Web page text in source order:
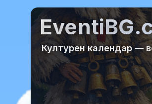
Културен календар —